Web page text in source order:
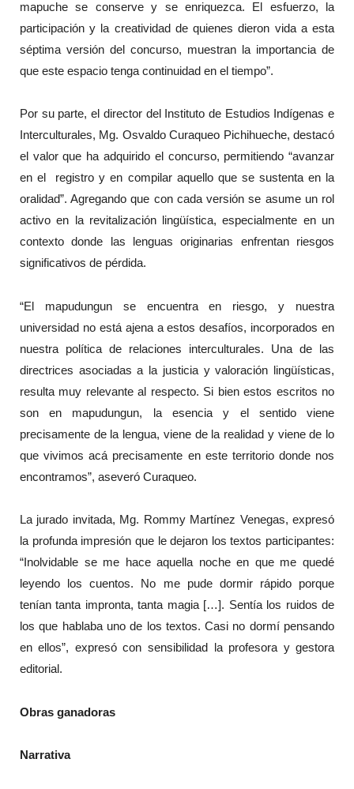
mapuche se conserve y se enriquezca. El esfuerzo, la
participación y la creatividad de quienes dieron vida a esta
séptima versión del concurso, muestran la importancia de
que este espacio tenga continuidad en el tiempo”.
Por su parte, el director del Instituto de Estudios Indígenas e
Interculturales, Mg. Osvaldo Curaqueo Pichihueche, destacó
el valor que ha adquirido el concurso, permitiendo “avanzar
en el registro y en compilar aquello que se sustenta en la
oralidad”. Agregando que con cada versión se asume un rol
activo en la revitalización lingüística, especialmente en un
contexto donde las lenguas originarias enfrentan riesgos
significativos de pérdida.
“El mapudungun se encuentra en riesgo, y nuestra
universidad no está ajena a estos desafíos, incorporados en
nuestra política de relaciones interculturales. Una de las
directrices asociadas a la justicia y valoración lingüísticas,
resulta muy relevante al respecto. Si bien estos escritos no
son en mapudungun, la esencia y el sentido viene
precisamente de la lengua, viene de la realidad y viene de lo
que vivimos acá precisamente en este territorio donde nos
encontramos”, aseveró Curaqueo.
La jurado invitada, Mg. Rommy Martínez Venegas, expresó
la profunda impresión que le dejaron los textos participantes:
“Inolvidable se me hace aquella noche en que me quedé
leyendo los cuentos. No me pude dormir rápido porque
tenían tanta impronta, tanta magia […]. Sentía los ruidos de
los que hablaba uno de los textos. Casi no dormí pensando
en ellos”, expresó con sensibilidad la profesora y gestora
editorial.
Obras ganadoras
Narrativa